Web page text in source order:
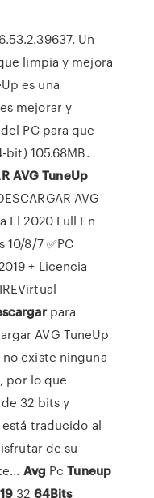
Un
limpia y mejora
es una
mejorar y
PC para que
bit) 105.68MB.
AVG TuneUp
AVG
El 2020 Full En
10/8/7 ✅PC
+ Licencia
para
AVG TuneUp
no existe ninguna
por lo que
32 bits y
traducido al
de su
Avg PcTuneup
32 64Bits